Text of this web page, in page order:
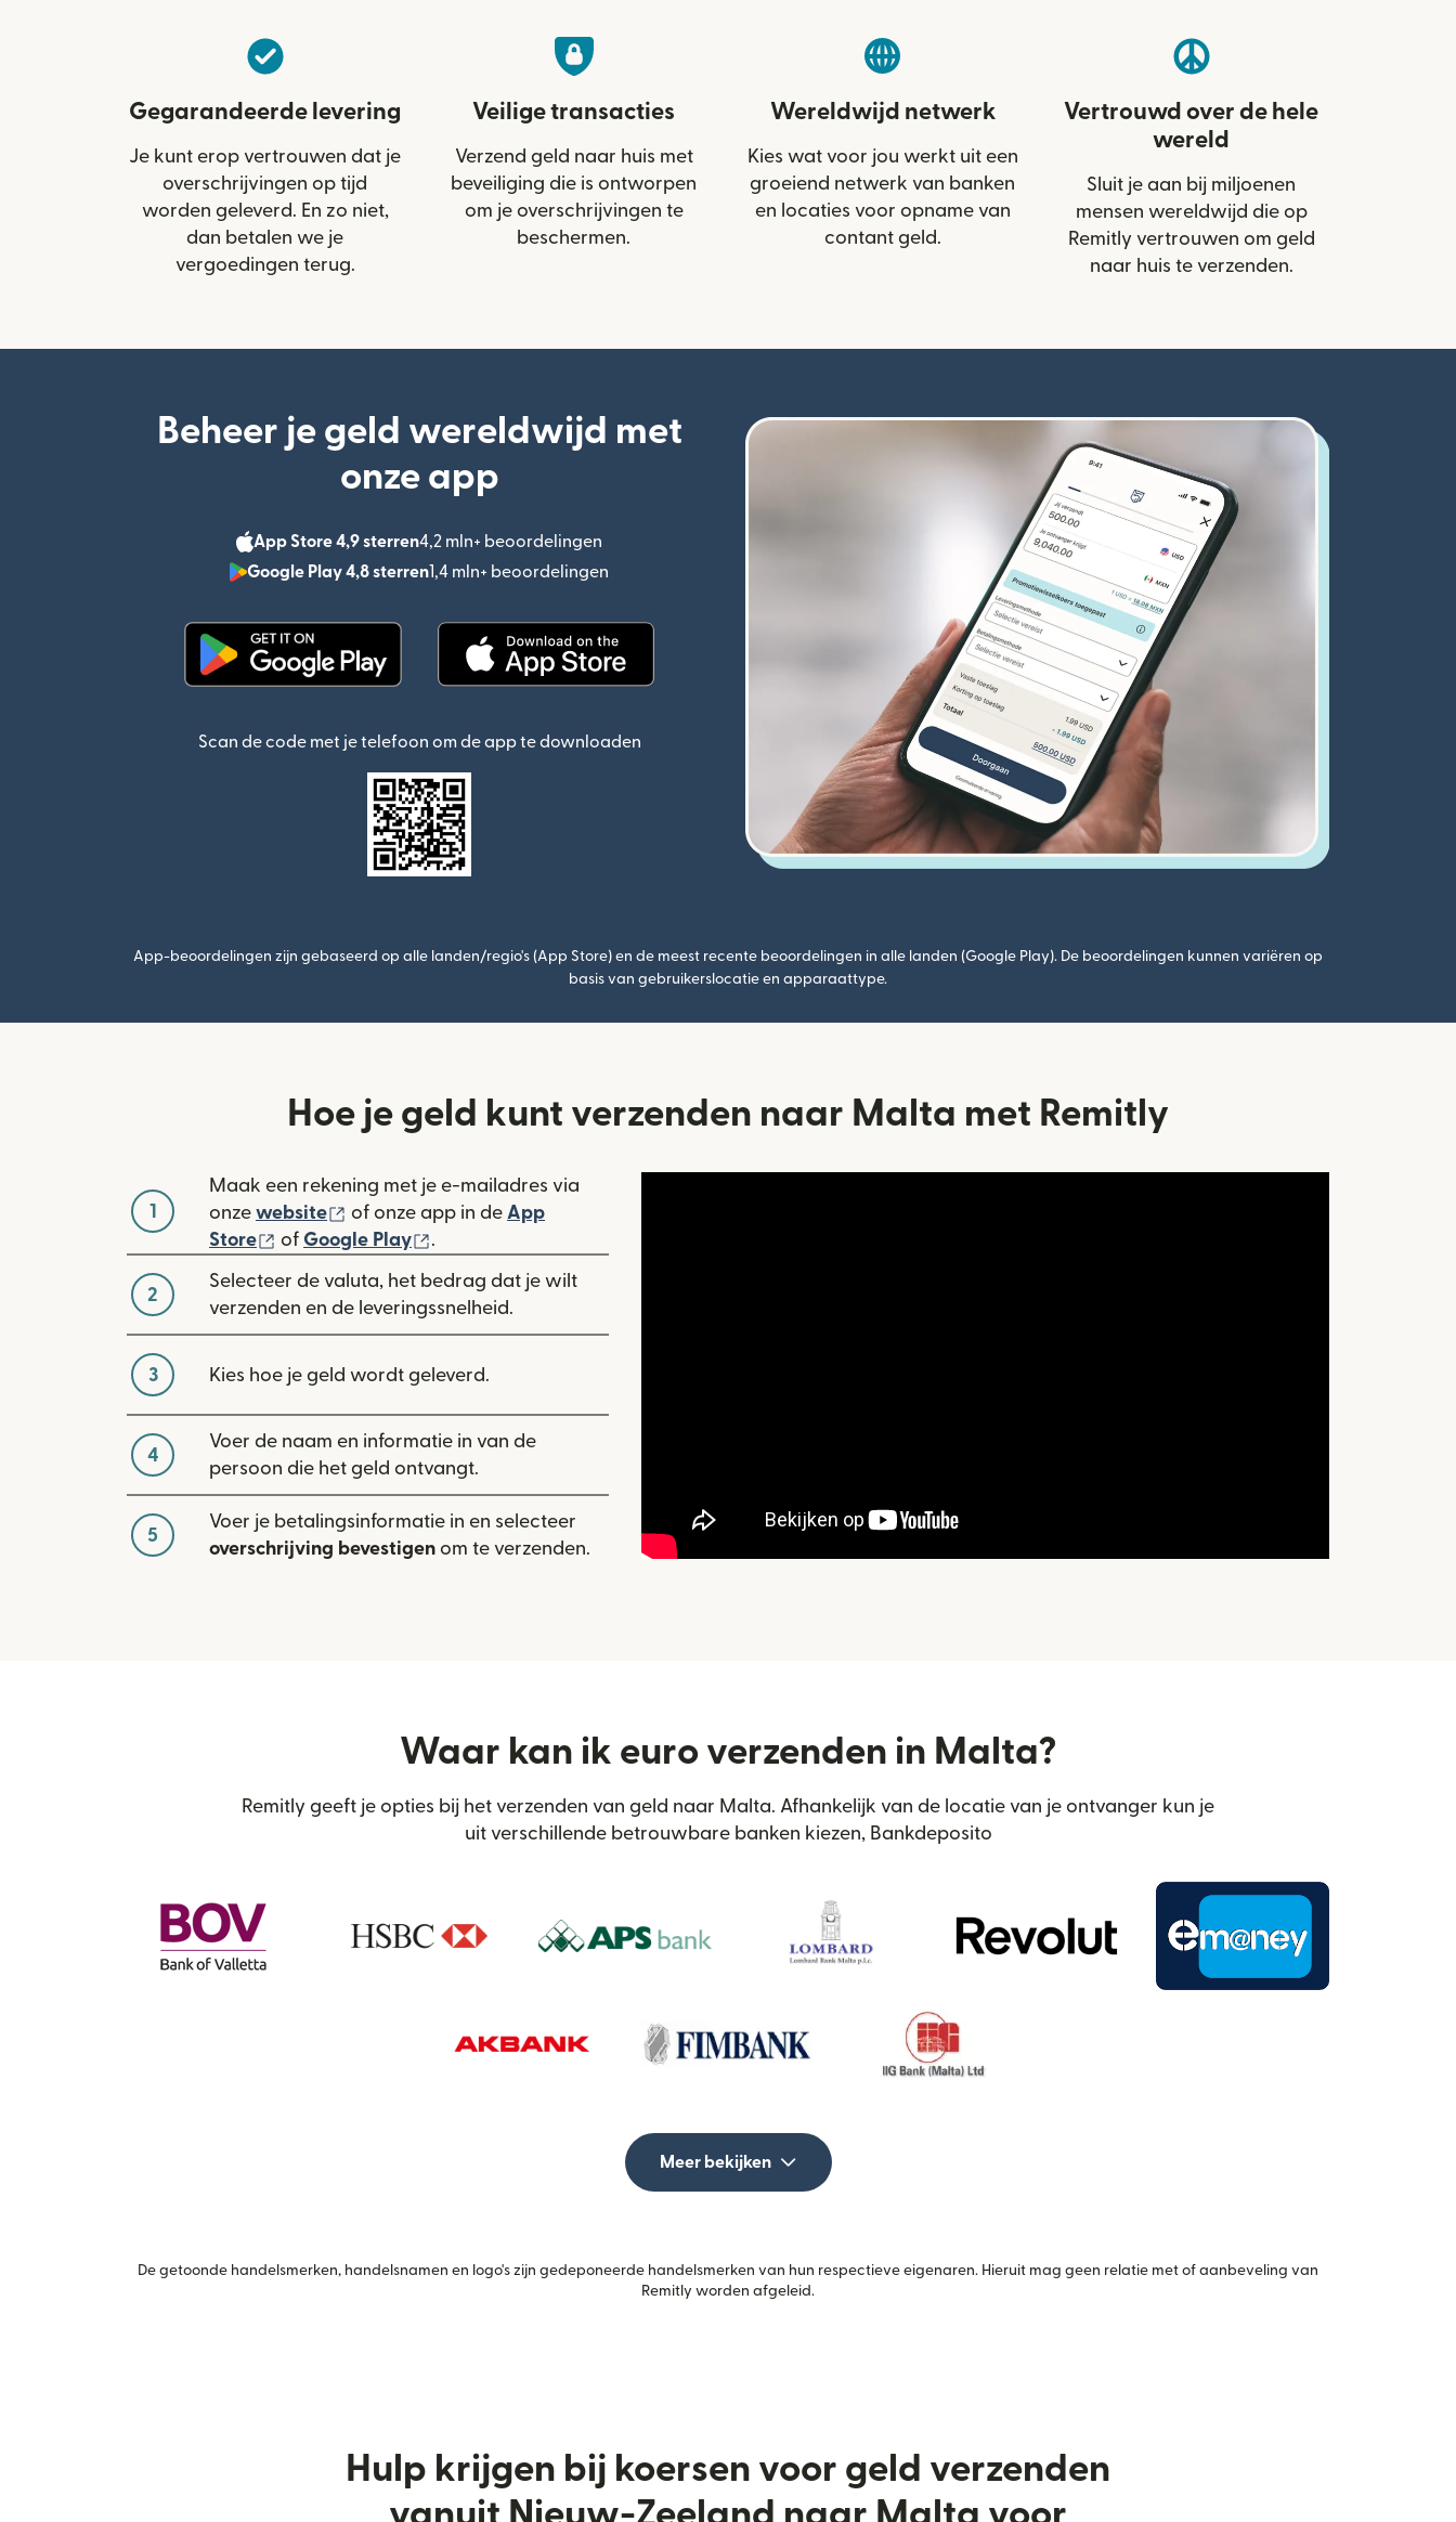
Gegarandeerde levering
Je kunt erop vertrouwen dat je
overschrijvingen op tijd
worden geleverd. En zo niet,
dan betalen we je
vergoedingen terug.
Veilige transacties
Verzend geld naar huis met
beveiliging die is ontworpen
om je overschrijvingen te
beschermen.
Wereldwijd netwerk
Kies wat voor jou werkt uit een
groeiend netwerk van banken
en locaties voor opname van
contant geld.
Vertrouwd over de hele
wereld
Sluit je aan bij miljoenen
mensen wereldwijd die op
Remitly vertrouwen om geld
naar huis te verzenden.
Beheer je geld wereldwijd met
onze app
App Store 4,9 sterren4,2 mln+ beoordelingen
Google Play 4,8 sterren1,4 mln+ beoordelingen
Scan de code met je telefoon om de app te downloaden
App-beoordelingen zijn gebaseerd op alle landen/regio's (App Store) en de meest recente beoordelingen in alle landen (Google Play). De beoordelingen kunnen variëren op
basis van gebruikerslocatie en apparaattype.
Hoe je geld kunt verzenden naar Malta met Remitly
1
Maak een rekening met je e-mailadres via
onze website (wordt geopend in een nieuw venster)
of onze app in de App
Store
(wordt geopend in een nieuw venster)
of Google Play .
2
Selecteer de valuta, het bedrag dat je wilt
verzenden en de leveringssnelheid.
3 Kies hoe je geld wordt geleverd.
4
Voer de naam en informatie in van de
persoon die het geld ontvangt.
5
Voer je betalingsinformatie in en selecteer
overschrijving bevestigen om te verzenden.
Waar kan ik euro verzenden in Malta?
Remitly geeft je opties bij het verzenden van geld naar Malta. Afhankelijk van de locatie van je ontvanger kun je
uit verschillende betrouwbare banken kiezen, Bankdeposito
Meer bekijken
De getoonde handelsmerken, handelsnamen en logo's zijn gedeponeerde handelsmerken van hun respectieve eigenaren. Hieruit mag geen relatie met of aanbeveling van
Remitly worden afgeleid.
Hulp krijgen bij koersen voor geld verzenden